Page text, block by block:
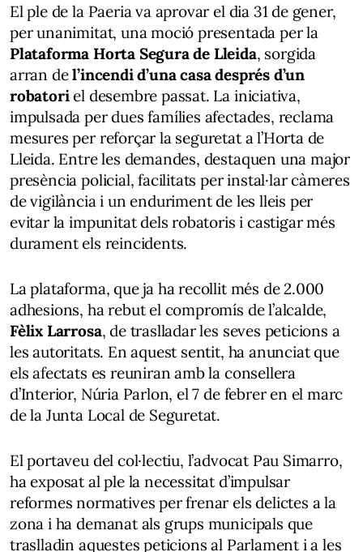
El ple de la Paeria va aprovar el dia 31 de gener,
per unanimitat, una moció presentada per la
Plataforma Horta Segura de Lleida, sorgida
arran del’incendi d’una casa després d’un
robatoriel desembre passat. La iniciativa,
impulsada per dues famílies afectades, reclama
mesures per reforçar la seguretat a l’Horta de
Lleida. Entre les demandes, destaquen una major
presència policial, facilitats per instal·lar càmeres
de vigilància i un enduriment de les lleis per
evitar la impunitat dels robatoris i castigar més
durament els reincidents.
La plataforma, que ja ha recollit més de 2.000
adhesions, ha rebut el compromís de l’alcalde,
Fèlix Larrosa, de traslladar les seves peticions a
les autoritats. En aquest sentit, ha anunciat que
els afectats es reuniran amb la consellera
d’Interior, Núria Parlon, el 7 de febrer en el marc
de la Junta Local de Seguretat.
El portaveu del col·lectiu, l’advocat Pau Simarro,
ha exposat al ple la necessitat d’impulsar
reformes normatives per frenar els delictes a la
zona i ha demanat als grups municipals que
traslladin aquestes peticions al Parlament i a les